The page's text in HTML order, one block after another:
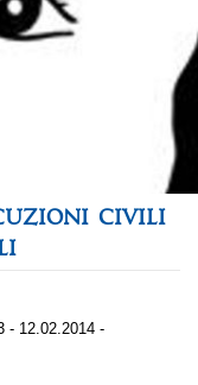
civili
- 12.02.2014 -